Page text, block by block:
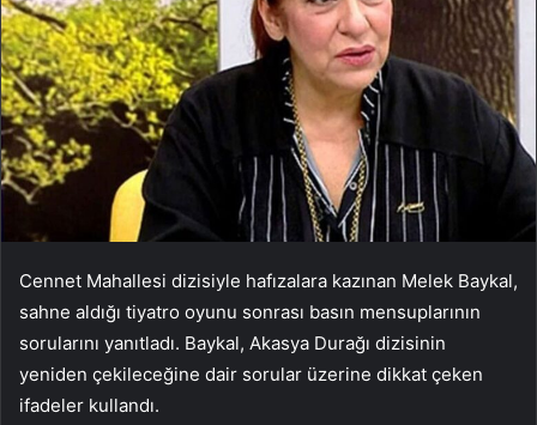
Cennet Mahallesi dizisiyle hafızalara kazınan Melek Baykal,
sahne aldığı tiyatro oyunu sonrası basın mensuplarının
sorularını yanıtladı. Baykal, Akasya Durağı dizisinin
yeniden çekileceğine dair sorular üzerine dikkat çeken
ifadeler kullandı.